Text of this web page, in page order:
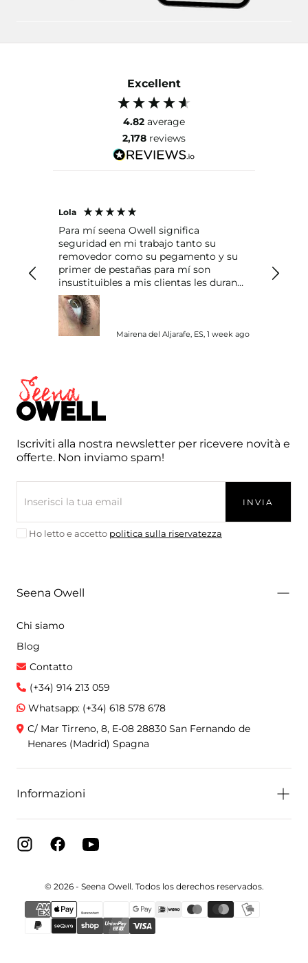
Excellent
4.82 average
2,178 reviews
Lola
Para mí seena Owell significa
seguridad en mi trabajo tanto su
removedor como su pegamento y su
primer de pestañas para mí son
insustituibles a mis clientas les duran
las pestañas más de un mes
Mairena del Aljarafe, ES, 1 week ago
Owell
Iscriviti alla nostra newsletter per ricevere novità e
offerte. Non inviamo spam!
INVIA
Ho letto e accetto politica sulla riservatezza
Seena Owell
Chi siamo
Blog
Contatto
(+34) 914 213 059
Whatsapp: (+34) 618 578 678
C/ Mar Tirreno, 8, E-08 28830 San Fernando de
Henares (Madrid) Spagna
Informazioni
© 2026 - Seena Owell. Todos los derechos reservados.
{"title"=>"Metodi
pagamento"}